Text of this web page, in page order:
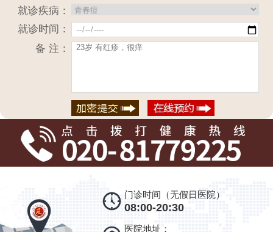
就诊疾病：
就诊时间：
备 注：
门诊时间（无假日医院）
08:00-20:30
医院地址：